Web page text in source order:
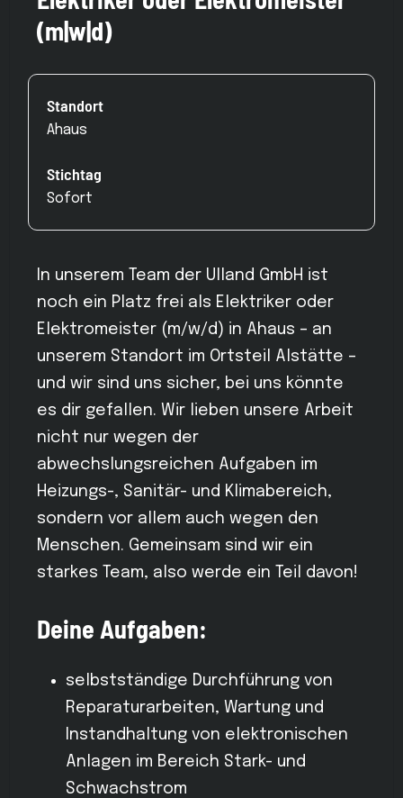
(m|w|d)
Standort
Ahaus
Stichtag
Sofort
In unserem Team der Ulland GmbH ist
noch ein Platz frei als Elektriker oder
Elektromeister (m/w/d) in Ahaus – an
unserem Standort im Ortsteil Alstätte –
und wir sind uns sicher, bei uns könnte
es dir gefallen. Wir lieben unsere Arbeit
nicht nur wegen der
abwechslungsreichen Aufgaben im
Heizungs-, Sanitär- und Klimabereich,
sondern vor allem auch wegen den
Menschen. Gemeinsam sind wir ein
starkes Team, also werde ein Teil davon!
Deine Aufgaben:
selbstständige Durchführung von
Reparaturarbeiten, Wartung und
Instandhaltung von elektronischen
Anlagen im Bereich Stark- und
Schwachstrom